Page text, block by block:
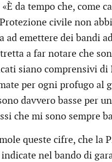
da tempo che, come
civile non
ad emettere dei bandi
a far notare che
siano comprensivi di
per ogni profugo al
davvero basse per
che mi sono sempre
queste cifre, che la
indicate nel bando di